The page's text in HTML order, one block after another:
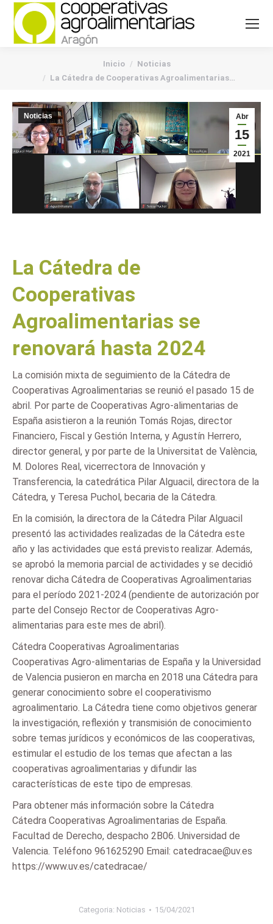
Inicio
Noticias
La Cátedra de Cooperativas Agroalimentarias…
Abr
15
2021
Noticias
La Cátedra de
Cooperativas
Agroalimentarias se
renovará hasta 2024
La comisión mixta de seguimiento de la Cátedra de
Cooperativas Agroalimentarias se reunió el pasado 15 de
abril. Por parte de Cooperativas Agro-alimentarias de
España asistieron a la reunión Tomás Rojas, director
Financiero, Fiscal y Gestión Interna, y Agustín Herrero,
director general, y por parte de la Universitat de València,
M. Dolores Real, vicerrectora de Innovación y
Transferencia, la catedrática Pilar Alguacil, directora de la
Cátedra, y Teresa Puchol, becaria de la Cátedra.
En la comisión, la directora de la Cátedra Pilar Alguacil
presentó las actividades realizadas de la Cátedra este
año y las actividades que está previsto realizar. Además,
se aprobó la memoria parcial de actividades y se decidió
renovar dicha Cátedra de Cooperativas Agroalimentarias
para el período 2021-2024 (pendiente de autorización por
parte del Consejo Rector de Cooperativas Agro-
alimentarias para este mes de abril).
Cátedra Cooperativas Agroalimentarias
Cooperativas Agro-alimentarias de España y la Universidad
de Valencia pusieron en marcha en 2018 una Cátedra para
generar conocimiento sobre el cooperativismo
agroalimentario. La Cátedra tiene como objetivos generar
la investigación, reflexión y transmisión de conocimiento
sobre temas jurídicos y económicos de las cooperativas,
estimular el estudio de los temas que afectan a las
cooperativas agroalimentarias y difundir las
características de este tipo de empresas.
Para obtener más información sobre la Cátedra
Cátedra Cooperativas Agroalimentarias de España.
Facultad de Derecho, despacho 2B06. Universidad de
Valencia. Teléfono 961625290 Email: catedracae@uv.es
https://www.uv.es/catedracae/
Categoria: Noticias 15/04/2021